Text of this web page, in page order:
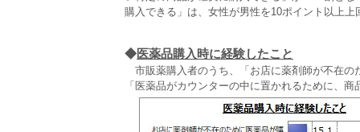
購入できる」は、女性が男性を10ポイント以上上
◆医薬品購入時に経験したこと
市販薬購入者のうち、「お店に薬剤師が不在の
「医薬品がカウンターの中に置かれるために、